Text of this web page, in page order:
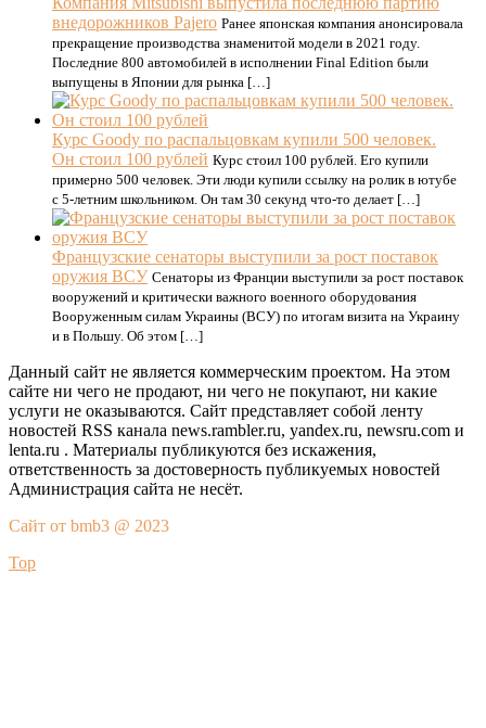
внедорожников Pajero Ранее японская компания анонсировала
прекращение производства знаменитой модели в 2021 году.
Последние 800 автомобилей в исполнении Final Edition были
выпущены в Японии для рынка […]
Курс Goody по распальцовкам купили 500 человек.
Он стоил 100 рублей Курс стоил 100 рублей. Его купили
примерно 500 человек. Эти люди купили ссылку на ролик в ютубе
с 5-летним школьником. Он там 30 секунд что-то делает […]
Французские сенаторы выступили за рост поставок
оружия ВСУ Сенаторы из Франции выступили за рост поставок
вооружений и критически важного военного оборудования
Вооруженным силам Украины (ВСУ) по итогам визита на Украину
и в Польшу. Об этом […]
Данный сайт не является коммерческим проектом. На этом
сайте ни чего не продают, ни чего не покупают, ни какие
услуги не оказываются. Сайт представляет собой ленту
новостей RSS канала news.rambler.ru, yandex.ru, newsru.com и
lenta.ru . Материалы публикуются без искажения,
ответственность за достоверность публикуемых новостей
Администрация сайта не несёт.
Сайт от bmb3 @ 2023
Top